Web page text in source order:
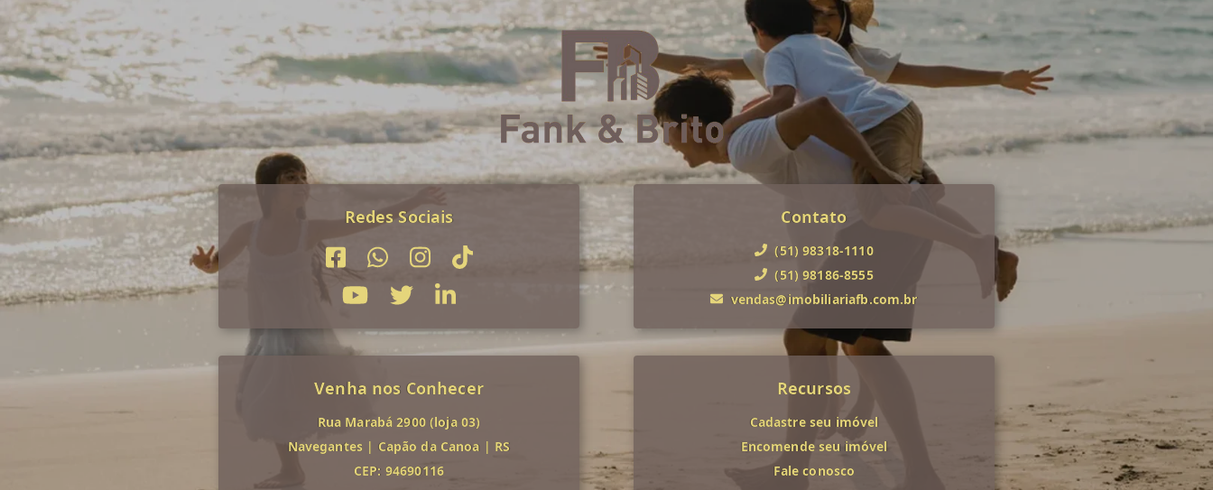
Redes Sociais Contato
(51) 98318-1110
(51) 98186-8555
vendas@imobiliariafb.com.br
Venha nos Conhecer
Rua Marabá 2900 (loja 03)
Navegantes | Capão da Canoa | RS
CEP: 94690116
Recursos
Cadastre seu imóvel
Encomende seu imóvel
Fale conosco